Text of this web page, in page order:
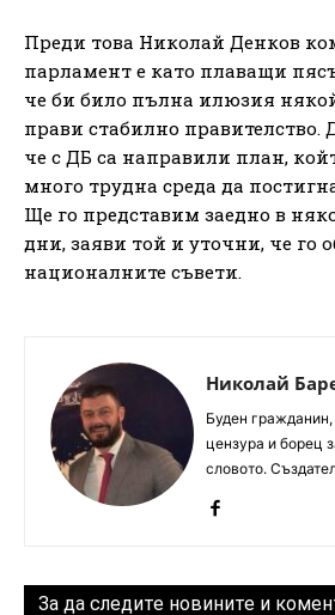
Преди това Николай Денков
парламент е като плаващи
че би било пълна илюзия
прави стабилно правителство.
че с ДБ са направили план,
много трудна среда да
Ще го представим заедно в
дни, заяви той и уточни, че го
националните съвети.
Николай
Буден
цензура и борец
словото.
За да следите новините и